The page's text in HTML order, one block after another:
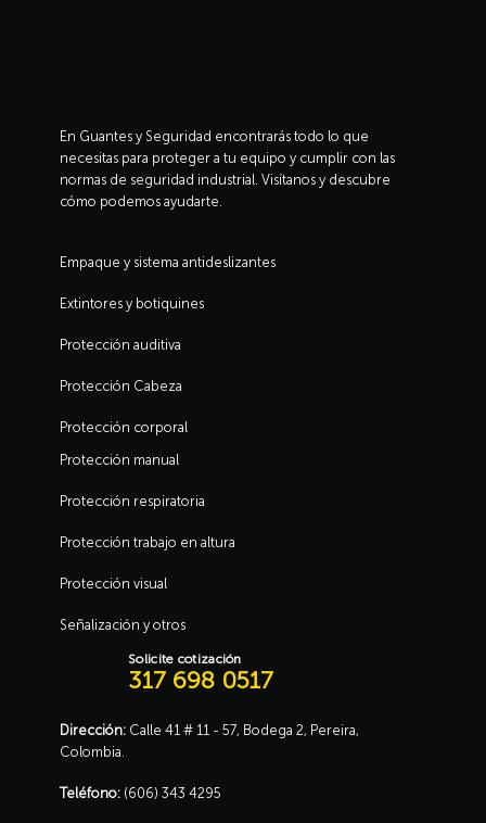
En Guantes y Seguridad encontrarás todo lo que
necesitas para proteger a tu equipo y cumplir con las
normas de seguridad industrial. Visítanos y descubre
cómo podemos ayudarte.
Empaque y sistema antideslizantes
Extintores y botiquines
Protección auditiva
Protección Cabeza
Protección corporal
Protección manual
Protección respiratoria
Protección trabajo en altura
Protección visual
Señalización y otros
Solicite cotización
317 698 0517
Dirección: Calle 41 # 11 - 57, Bodega 2, Pereira,
Colombia.
Teléfono: (606) 343 4295